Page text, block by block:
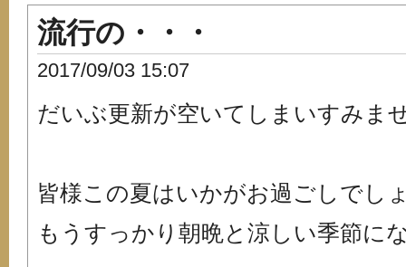
流行の・・・
2017/09/03 15:07
だいぶ更新が空いてしまいすみま
皆様この夏はいかがお過ごしでし
もうすっかり朝晩と涼しい季節にな